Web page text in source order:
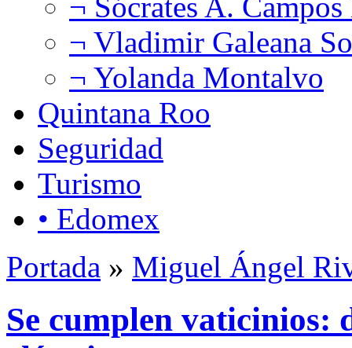
¬ Vladimir Galeana
¬ Yolanda Montalvo
Quintana Roo
Seguridad
Turismo
• Edomex
Portada » Miguel Ángel
Se cumplen vaticinios: